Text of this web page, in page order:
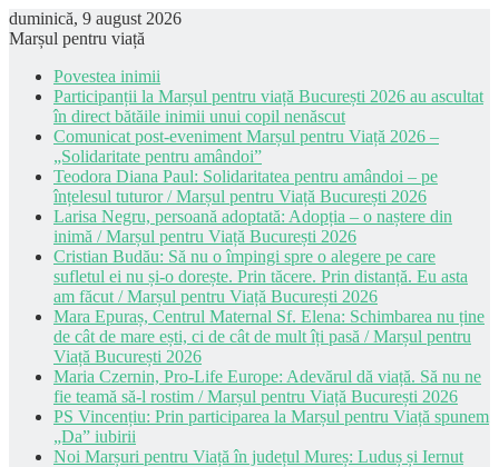
duminică, 9 august 2026
Marșul pentru viață
Povestea inimii
Participanții la Marșul pentru viață București 2026 au ascultat
în direct bătăile inimii unui copil nenăscut
Comunicat post-eveniment Marșul pentru Viață 2026 –
„Solidaritate pentru amândoi”
Teodora Diana Paul: Solidaritatea pentru amândoi – pe
înțelesul tuturor / Marșul pentru Viață București 2026
Larisa Negru, persoană adoptată: Adopția – o naștere din
inimă / Marșul pentru Viață București 2026
Cristian Budău: Să nu o împingi spre o alegere pe care
sufletul ei nu și-o dorește. Prin tăcere. Prin distanță. Eu asta
am făcut / Marșul pentru Viață București 2026
Mara Epuraș, Centrul Maternal Sf. Elena: Schimbarea nu ține
de cât de mare ești, ci de cât de mult îți pasă / Marșul pentru
Viață București 2026
Maria Czernin, Pro-Life Europe: Adevărul dă viață. Să nu ne
fie teamă să-l rostim / Marșul pentru Viață București 2026
PS Vincențiu: Prin participarea la Marșul pentru Viață spunem
„Da” iubirii
Noi Marșuri pentru Viață în județul Mureș: Luduș și Iernut